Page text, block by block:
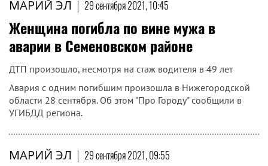
МАРИЙ ЭЛ | 29 сентября 2021, 10:45
Женщина погибла по вине мужа в
аварии в Семеновском районе
ДТП произошло, несмотря на стаж водителя в 49 лет
Авария с одним погибшим произошла в Нижегородской
области 28 сентября. Об этом "Про Городу" сообщили в
УГИБДД региона.
МАРИЙ ЭЛ | 29 сентября 2021, 09:55